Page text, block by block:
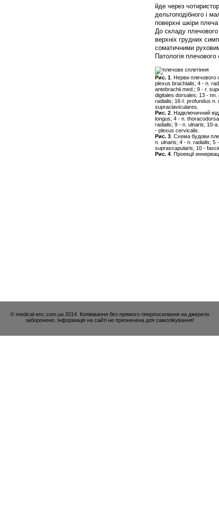
йде через
дельтоподібного і
поверхні шкіри
До складу плечового
верхніх грудних
соматичними
Патологія
Рис. 1 . Нерви
plexus brachialis; 4 - n.
antebrachii med.; 9 - r.
digitales dorsales; 13 -
radialis; 16-I. profundus n.
supraclaviculares.
Рис. 2 . Надключичний
longus; 4 - n.
radialis; 9 - n. ulnaris; 10-
- plexus cervicalis.
Рис. 3 . Схема будови
n. ulnaris; 4 - n. radialis; 5
suprascapularis; 10 -
Рис. 4 . Проекції
© medical-enc.com.ua 2014. Копіювання без прямого гіперпосилання на джерело
заборонено. Інформація на сайті не призначена для самолікування!